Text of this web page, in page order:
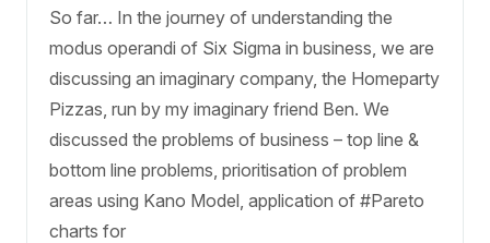
So far… In the journey of understanding the
modus operandi of Six Sigma in business, we are
discussing an imaginary company, the Homeparty
Pizzas, run by my imaginary friend Ben. We
discussed the problems of business – top line &
bottom line problems, prioritisation of problem
areas using Kano Model, application of #Pareto
charts for